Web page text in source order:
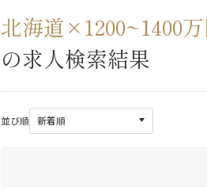
北海道×1200~1400
の求人検索結果
並び順